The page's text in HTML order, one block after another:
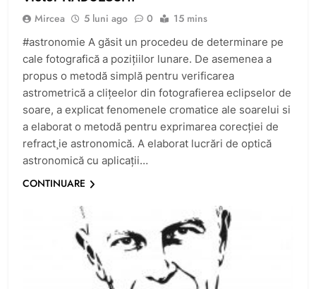
Mircea 5 luni ago 0 15 mins
#astronomie A găsit un procedeu de determinare pe
cale fotografică a pozițiilor lunare. De asemenea a
propus o metodă simplă pentru verificarea
astrometrică a clițeelor din fotografierea eclipselor de
soare, a explicat fenomenele cromatice ale soarelui si
a elaborat o metodă pentru exprimarea corecției de
refract¸ie astronomică. A elaborat lucrări de optică
astronomică cu aplicații…
CONTINUARE